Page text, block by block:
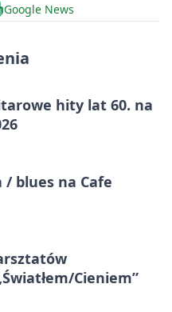
Google News
hity lat 60. na
/ blues na Cafe
Cieniem”